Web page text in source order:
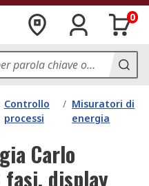
0
Controllo
processi
/ Misuratori di
energia
Carlo
fasi, display